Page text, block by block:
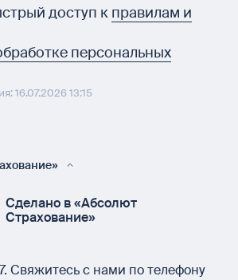
доступ к правилам и
персональных
16.07.2026 13:15
Сделано в «Абсолют
Страхование»
Свяжитесь с нами по телефону